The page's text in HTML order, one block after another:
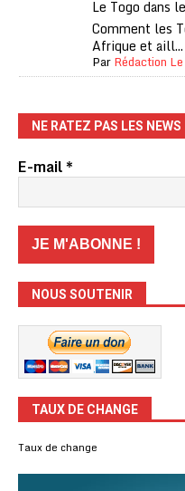
Le Togo dans
Comment les
Afrique et aill...
ParRédaction
NE RATEZ PAS LES NEWS
E-mail*
NOUS SOUTENIR
TAUX DE CHANGE
Taux de change